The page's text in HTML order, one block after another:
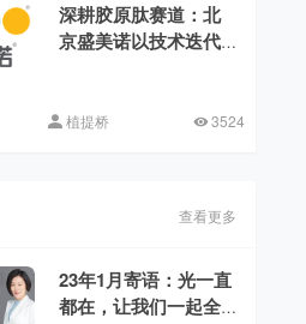
深耕胶原肽赛道：北
京盛美诺以技术迭代
植提桥 3524
查看更多
23年1月寄语：光一直
都在，让我们一起全